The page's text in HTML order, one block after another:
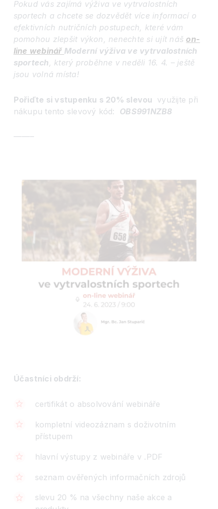
Pokud vás zajímá výživa ve vytrvalostních
sportech a chcete se dozvědět více informací o
efektivních nutričních postupech, které vám
pomohou zlepšit výkon, nenechte si ujít náš on-
line webinář Moderní výživa ve vytrvalostních
sportech, který proběhne v neděli 16. 4. – ještě
jsou volná místa!
Pořiďte si vstupenku s 20% slevou využijte při
nákupu tento slevový kód: OBS991NZB8
——–
Účastníci obdrží:
certifikát o absolvování webináře
kompletní videozáznam s doživotním
přístupem
hlavní výstupy z webináře v .PDF
seznam ověřených informačních zdrojů
slevu 20 % na všechny naše akce a